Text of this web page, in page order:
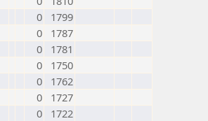
0
1799
0
1787
0
1781
0
1750
0
1762
0
1727
0
1722